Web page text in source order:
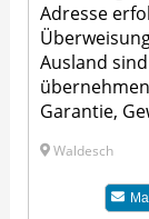
Adresse
Ausland
Garantie,
Waldesch